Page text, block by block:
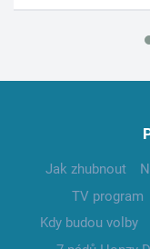
Jak zhubnout
TV program
Kdy budou volby